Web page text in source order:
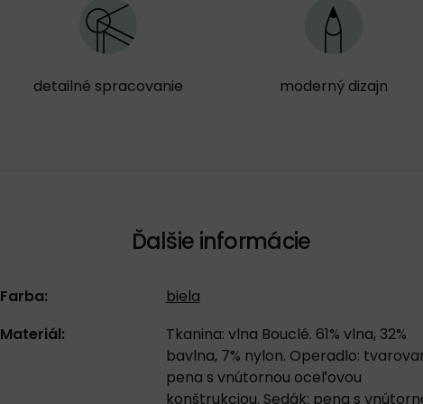
detailné spracovanie moderný dizajn
Ďalšie informácie
Farba:
biela
Materiál:
Tkanina: vlna Bouclé. 61% vlna, 32%
bavlna, 7% nylon. Operadlo:
pena s vnútornou oceľovou
konštrukciou. Sedák: pena s